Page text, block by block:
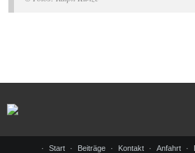
Start Beiträge Kontakt Anfahrt